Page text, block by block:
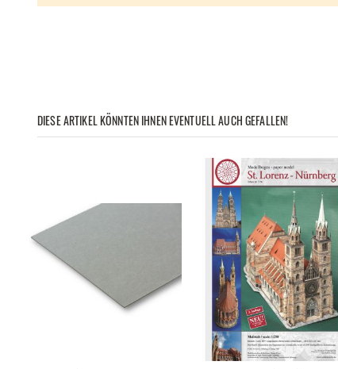
DIESE ARTIKEL KÖNNTEN IHNEN EVENTUELL AUCH GEFALLEN!